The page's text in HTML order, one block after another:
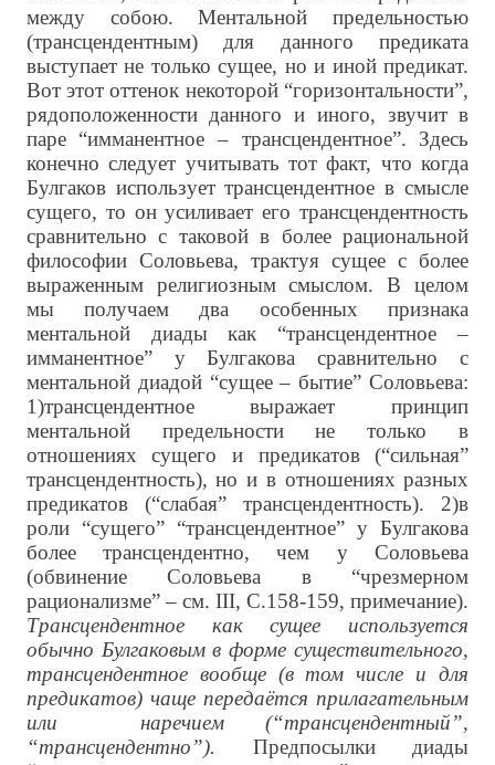
между собою. Ментальной предельностью
(трансцендентным) для данного предиката
выступает не только сущее, но и иной предикат.
Вот этот оттенок некоторой “горизонтальности”,
рядоположенности данного и иного, звучит в
паре “имманентное – трансцендентное”. Здесь
конечно следует учитывать тот факт, что когда
Булгаков использует трансцендентное в смысле
сущего, то он усиливает его трансцендентность
сравнительно с таковой в более рациональной
философии Соловьева, трактуя сущее с более
выраженным религиозным смыслом. В целом
мы получаем два особенных признака
ментальной диады как “трансцендентное –
имманентное” у Булгакова сравнительно с
ментальной диадой “сущее – бытие” Соловьева:
1)трансцендентное выражает принцип
ментальной предельности не только в
отношениях сущего и предикатов (“сильная”
трансцендентность), но и в отношениях разных
предикатов (“слабая” трансцендентность). 2)в
роли “сущего” “трансцендентное” у Булгакова
более трансцендентно, чем у Соловьева
(обвинение Соловьева в “чрезмерном
рационализме” – см. III, С.158-159, примечание).
Трансцендентное как сущее используется
обычно Булгаковым в форме существительного,
трансцендентное вообще (в том числе и для
предикатов) чаще передаётся прилагательным
или наречием (“трансцендентный”,
“трансцендентно”). Предпосылки диады